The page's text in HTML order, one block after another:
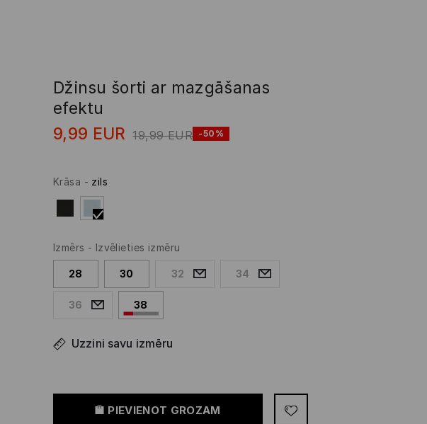
Džinsu šorti ar mazgāšanas
efektu
9,99 EUR 19,99 EUR -50%
Krāsa - zils
Izmērs - Izvēlieties izmēru
28 30 32 34
36 38
Uzzini savu izmēru
PIEVIENOT GROZAM